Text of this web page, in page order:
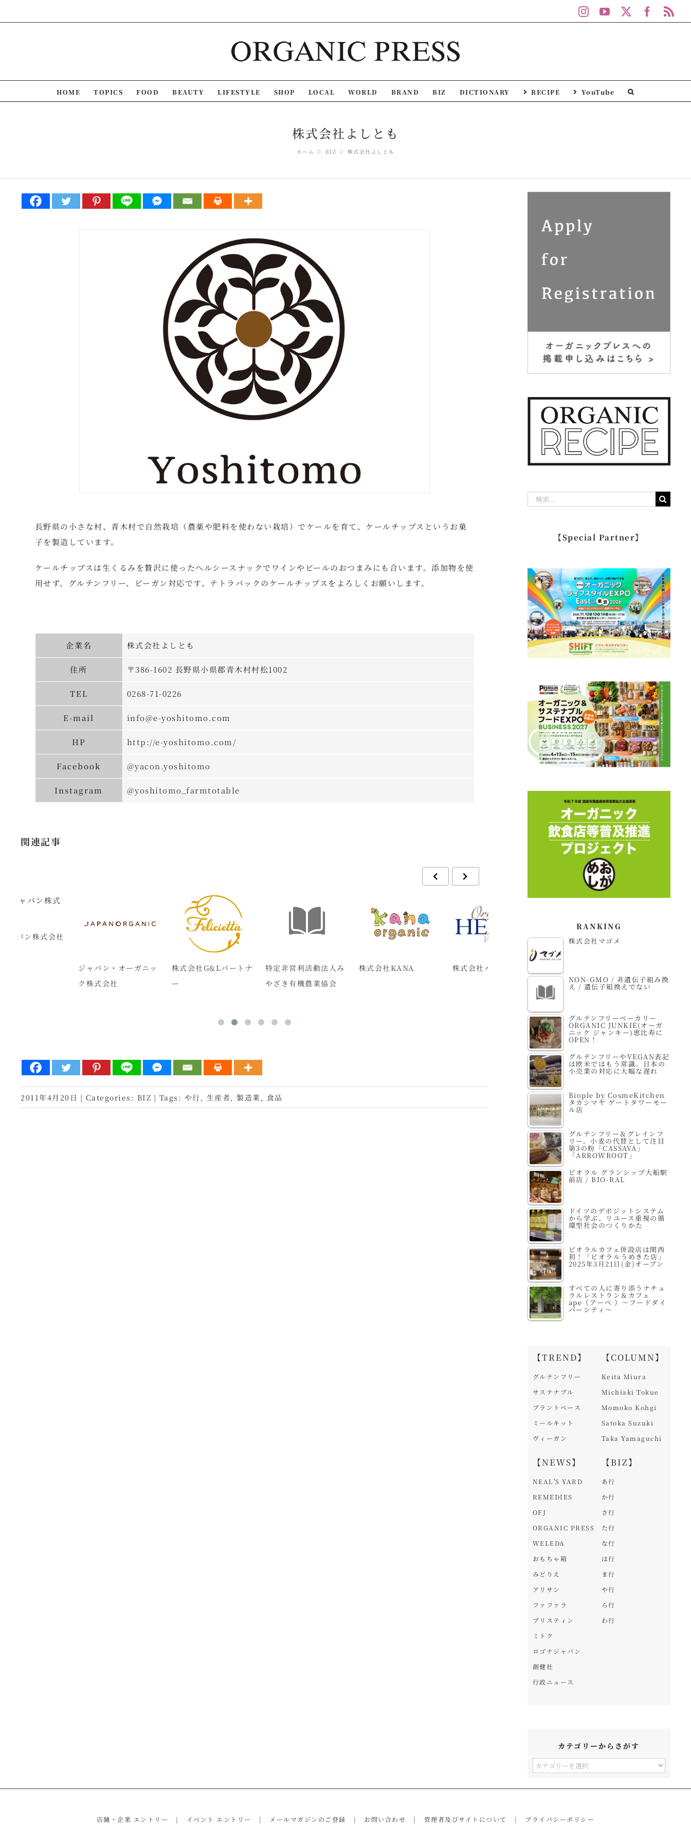
to
InstagramYouTube
HOME TOPICS FOOD BEAUTY LIFESTYLE SHOP LOCAL WORLD BRAND BIZ DICTIONARY RECIPE YouTube
株式会社よしとも
ホーム BIZ 株式会社よしとも
長野県の小さな村、青木村で自然栽培（農薬や肥料を使わない栽培）でケールを育て、ケールチップスというお菓
子を製造しています。
ケールチップスは生くるみを贅沢に使ったヘルシースナックでワインやビールのおつまみにも合います。添加物を使
用せず、グルテンフリー、ビーガン対応です。テトラパックのケールチップスをよろしくお願いします。
企業名 株式会社よしとも
住所 〒386-1602 長野県小県郡青木村村松1002
TEL 0268-71-0226
E-mail info@e-yoshitomo.com
HP http://e-yoshitomo.com/
Facebook @yacon.yoshitomo
Instagram @yoshitomo_farmtotable
関連記事
ジャパン・オーガニッ
株式会社G&Lパートナ
特定非営利活動法人み
やざき有機農業協会
株式会社KANA 株式会社ハート
SGSジャパン株式会社
ク株式会社
2011年4月20日 | Categories: BIZ | Tags: や行, 生産者, 製造業 , 食品
【Special Partner】
RANKING
株式会社マゴメ
NON-GMO / 非遺伝子組み換
え / 遺伝子組換えでない
グルテンフリーベーカリー
ORGANIC JUNKIE(オーガ
ニック ジャンキー)恵比寿に
OPEN！
グルテンフリーやVEGAN表記
は欧米ではもう常識。日本の
小売業の対応に大幅な遅れ
Biople by CosmeKitchen
タカシマヤ ゲートタワーモー
ル店
グルテンフリー＆グレインフ
リー。小麦の代替として注目
第3の粉「CASSAVA」
「ARROWROOT」
ビオラル グランシップ大船駅
前店 / BIO-RAL
ドイツのデポジットシステム
から学ぶ、リユース重視の循
環型社会のつくりかた
ビオラルカフェ併設店は関西
初！「ビオラルうめきた店」
2025年3月21日(金)オープン
すべての人に寄り添うナチュ
ラルレストラン＆カフェ
ape（アーペ ）～フードダイ
バーシティ～
【TREND】
グルテンフリー
サステナブル
プラントベース
ミールキット
ヴィーガン
【NEWS】
NEAL'S YARD
REMEDIES
OFJ
ORGANIC PRESS
WELEDA
おもちゃ箱
みどりえ
アリサン
ファファラ
プリスティン
ミトク
ロゴナジャパン
創健社
行政ニュース
【COLUMN】
Keita Miura
Michiaki Tokue
Momoko Kohgi
Satoka Suzuki
Taka Yamaguchi
【BIZ】
あ行
か行
さ行
た行
な行
は行
ま行
や行
ら行
わ行
カテゴリーからさがす
カ
ー
店舗・企業 エントリー イベント エントリー メールマガジンのご登録 お問い合わせ 管理者及びサイトについて プライバシーポリシー